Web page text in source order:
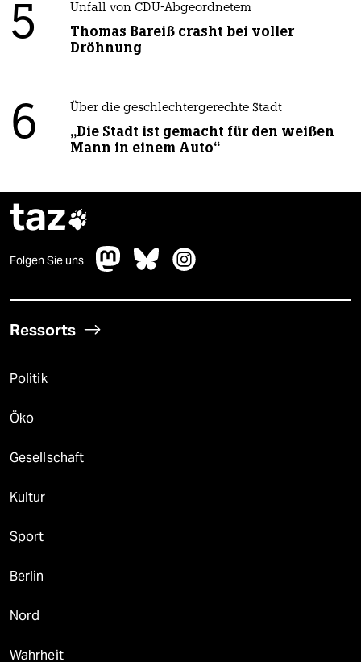
5 Unfall von CDU-Abgeordnetem
Thomas Bareiß crasht bei voller
Dröhnung
6 Über die geschlechtergerechte Stadt
„Die Stadt ist gemacht für den weißen
Mann in einem Auto“
taz
Folgen Sie uns
Ressorts
Politik
Öko
Gesellschaft
Kultur
Sport
Berlin
Nord
Wahrheit